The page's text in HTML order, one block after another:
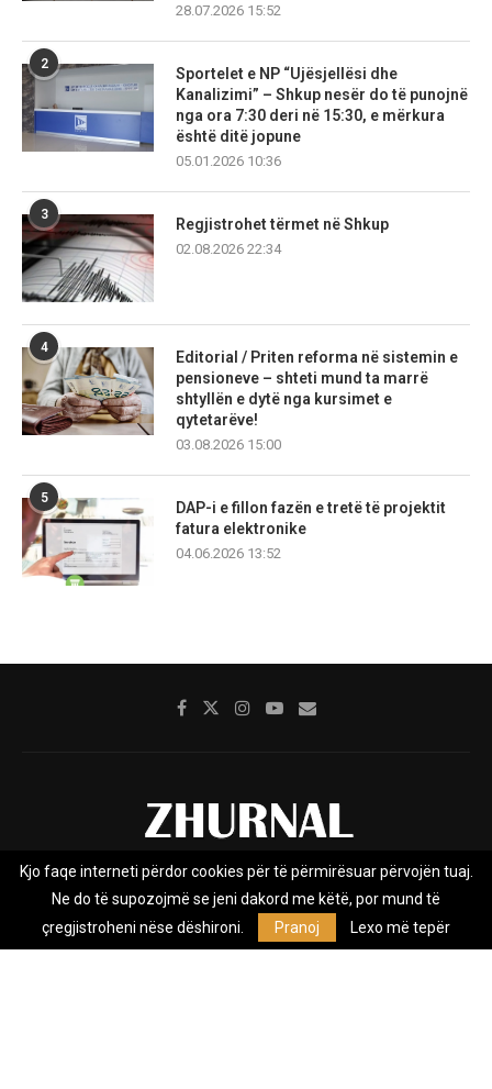
28.07.2026 15:52
2
Sportelet e NP “Ujësjellësi dhe
Kanalizimi” – Shkup nesër do të punojnë
nga ora 7:30 deri në 15:30, e mërkura
është ditë jopune
05.01.2026 10:36
3
Regjistrohet tërmet në Shkup
02.08.2026 22:34
4
Editorial / Priten reforma në sistemin e
pensioneve – shteti mund ta marrë
shtyllën e dytë nga kursimet e
qytetarëve!
03.08.2026 15:00
5
DAP-i e fillon fazën e tretë të projektit
fatura elektronike
04.06.2026 13:52
Rreth nesh Impresumi Marketing
Privacy Policy
Zhurnal.mk është Agjenci e Lajmeve e pavarur, e themeluar në vitin
Kjo faqe interneti përdor cookies për të përmirësuar përvojën tuaj.
Ne do të supozojmë se jeni dakord me këtë, por mund të
çregjistroheni nëse dëshironi.
Pranoj Lexo më tepër